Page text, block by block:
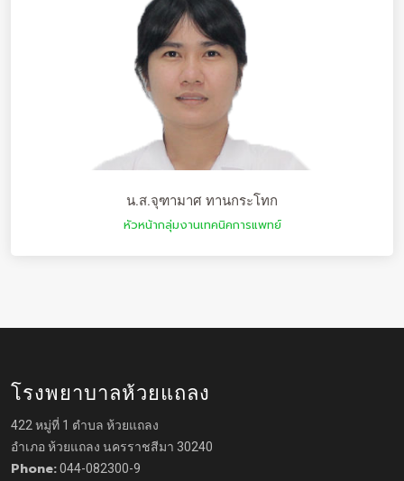
น.ส.จุฑามาศ ทานกระโทก
หัวหน้ากลุ่มงานเทคนิคการแพทย์
โรงพยาบาลห้วยแถลง
422 หมู่ที่ 1 ตำบล ห้วยแถลง
อำเภอ ห้วยแถลง นครราชสีมา 30240
Phone:044-082300-9